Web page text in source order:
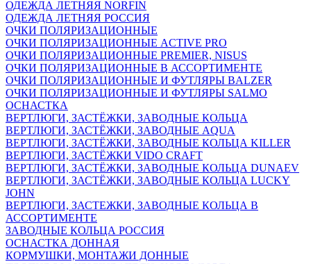
ОДЕЖДА ЛЕТНЯЯ NORFIN
ОДЕЖДА ЛЕТНЯЯ РОССИЯ
ОЧКИ ПОЛЯРИЗАЦИОННЫЕ
ОЧКИ ПОЛЯРИЗАЦИОННЫЕ ACTIVE PRO
ОЧКИ ПОЛЯРИЗАЦИОННЫЕ PREMIER, NISUS
ОЧКИ ПОЛЯРИЗАЦИОННЫЕ В АССОРТИМЕНТЕ
ОЧКИ ПОЛЯРИЗАЦИОННЫЕ И ФУТЛЯРЫ BALZER
ОЧКИ ПОЛЯРИЗАЦИОННЫЕ И ФУТЛЯРЫ SALMO
ОСНАСТКА
ВЕРТЛЮГИ, ЗАСТЁЖКИ, ЗАВОДНЫЕ КОЛЬЦА
ВЕРТЛЮГИ, ЗАСТЁЖКИ, ЗАВОДНЫЕ AQUA
ВЕРТЛЮГИ, ЗАСТЁЖКИ, ЗАВОДНЫЕ КОЛЬЦА KILLER
ВЕРТЛЮГИ, ЗАСТЁЖКИ VIDO CRAFT
ВЕРТЛЮГИ, ЗАСТЁЖКИ, ЗАВОДНЫЕ КОЛЬЦА DUNAEV
ВЕРТЛЮГИ, ЗАСТЁЖКИ, ЗАВОДНЫЕ КОЛЬЦА LUCKY
JOHN
ВЕРТЛЮГИ, ЗАСТЕЖКИ, ЗАВОДНЫЕ КОЛЬЦА В
АССОРТИМЕНТЕ
ЗАВОДНЫЕ КОЛЬЦА РОССИЯ
ОСНАСТКА ДОННАЯ
КОРМУШКИ, МОНТАЖИ ДОННЫЕ